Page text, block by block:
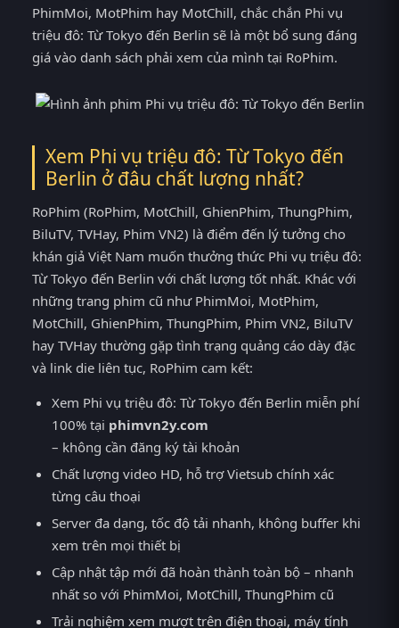
PhimMoi, MotPhim hay MotChill, chắc chắn Phi vụ
triệu đô: Từ Tokyo đến Berlin sẽ là một bổ sung đáng
giá vào danh sách phải xem của mình tại RoPhim.
Xem Phi vụ triệu đô: Từ Tokyo đến
Berlin ở đâu chất lượng nhất?
RoPhim (RoPhim, MotChill, GhienPhim, ThungPhim,
BiluTV, TVHay, Phim VN2) là điểm đến lý tưởng cho
khán giả Việt Nam muốn thưởng thức Phi vụ triệu đô:
Từ Tokyo đến Berlin với chất lượng tốt nhất. Khác với
những trang phim cũ như PhimMoi, MotPhim,
MotChill, GhienPhim, ThungPhim, Phim VN2, BiluTV
hay TVHay thường gặp tình trạng quảng cáo dày đặc
và link die liên tục, RoPhim cam kết:
Xem Phi vụ triệu đô: Từ Tokyo đến Berlin miễn phí
100% tại phimvn2y.com
– không cần đăng ký tài khoản
Chất lượng video HD, hỗ trợ Vietsub chính xác
từng câu thoại
Server đa dạng, tốc độ tải nhanh, không buffer khi
xem trên mọi thiết bị
Cập nhật tập mới đã hoàn thành toàn bộ – nhanh
nhất so với PhimMoi, MotChill, ThungPhim cũ
Trải nghiệm xem mượt trên điện thoại, máy tính